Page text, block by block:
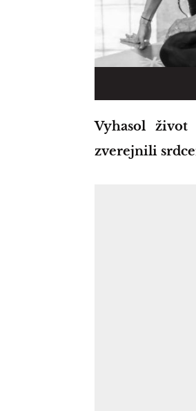
Vyhasol život obľúbenej slovenskej trénerky. Jej sestra i kolegovia
zverejnili